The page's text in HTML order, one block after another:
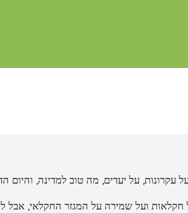
עקרונות, על יעדים, מה טוב למדינה, והיום
ועל שמירה על המגזר החקלאי, אבל